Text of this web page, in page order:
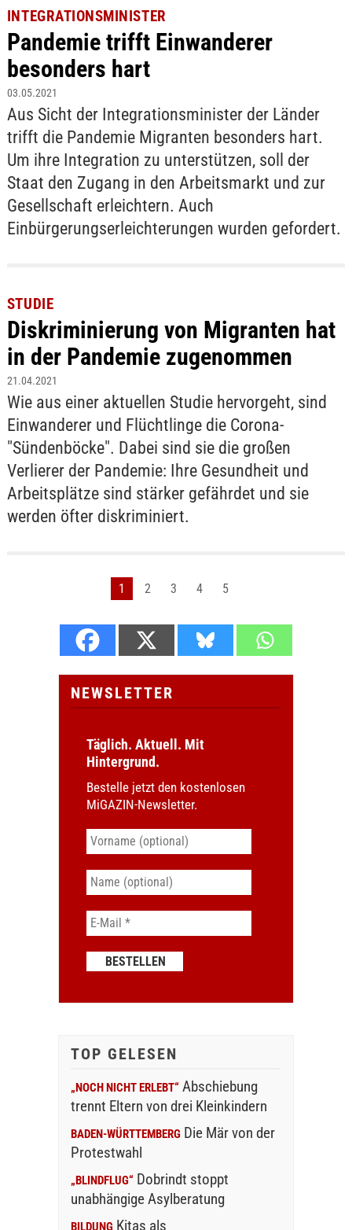
INTEGRATIONSMINISTER
Pandemie trifft Einwanderer
besonders hart
03.05.2021
Aus Sicht der Integrationsminister der Länder
trifft die Pandemie Migranten besonders hart.
Um ihre Integration zu unterstützen, soll der
Staat den Zugang in den Arbeitsmarkt und zur
Gesellschaft erleichtern. Auch
Einbürgerungserleichterungen wurden gefordert.
STUDIE
Diskriminierung von Migranten hat
in der Pandemie zugenommen
21.04.2021
Wie aus einer aktuellen Studie hervorgeht, sind
Einwanderer und Flüchtlinge die Corona-
"Sündenböcke". Dabei sind sie die großen
Verlierer der Pandemie: Ihre Gesundheit und
Arbeitsplätze sind stärker gefährdet und sie
werden öfter diskriminiert.
1 2 3 4 5
NEWSLETTER
Täglich. Aktuell. Mit
Hintergrund.
Bestelle jetzt den kostenlosen
MiGAZIN-Newsletter.
TOP GELESEN
„NOCH NICHT ERLEBT“ Abschiebung
trennt Eltern von drei Kleinkindern
BADEN-WÜRTTEMBERG Die Mär von der
Protestwahl
„BLINDFLUG“ Dobrindt stoppt
unabhängige Asylberatung
BILDUNG Kitas als